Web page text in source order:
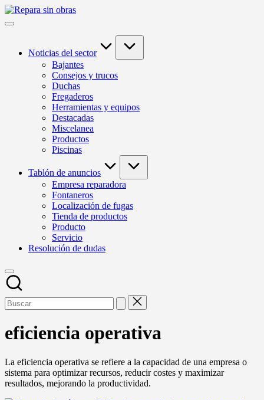
Saltar
al
Repara
El
especialistas
reparación
Noticias del sector
Bajantes
Consejos y trucos
Duchas
Fregaderos
Herramientas y equipos
Destacadas
Miscelanea
Productos
Piscinas
Tablón de anuncios
Empresa reparadora
Fontaneros
Localización de fugas
Tienda de productos
Producto
Servicio
Resolución de dudas
eficiencia operativa
La eficiencia operativa se refiere a la capacidad de una empresa o
sistema para optimizar recursos, reducir costes y maximizar
resultados, mejorando la productividad.